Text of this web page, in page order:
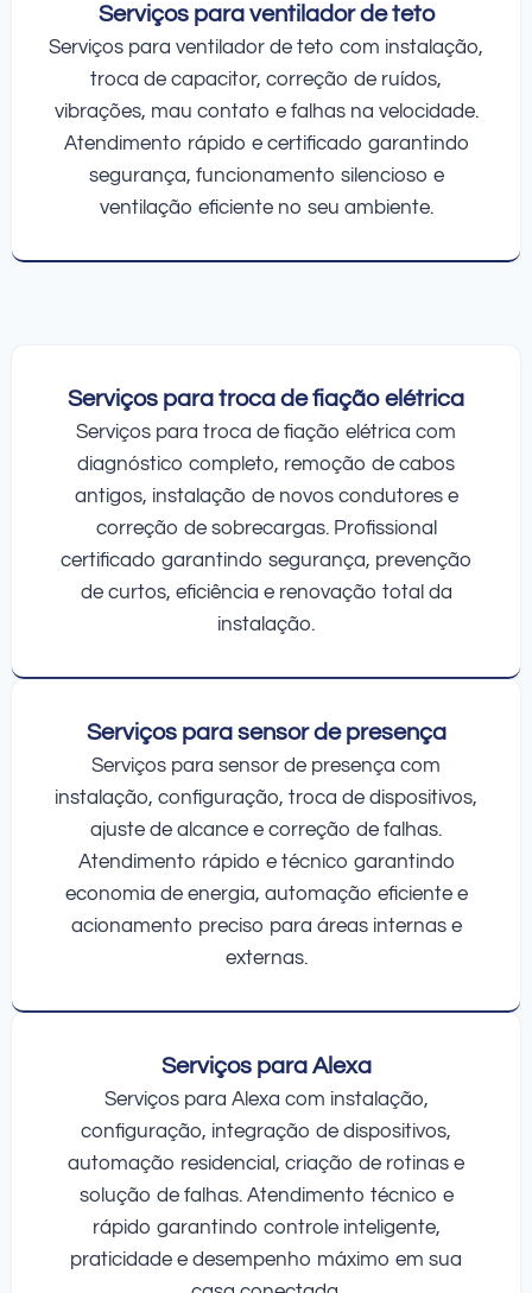
Serviços para ventilador de teto
Serviços para ventilador de teto com instalação,
troca de capacitor, correção de ruídos,
vibrações, mau contato e falhas na velocidade.
Atendimento rápido e certificado garantindo
segurança, funcionamento silencioso e
ventilação eficiente no seu ambiente.
Serviços para troca de fiação elétrica
Serviços para troca de fiação elétrica com
diagnóstico completo, remoção de cabos
antigos, instalação de novos condutores e
correção de sobrecargas. Profissional
certificado garantindo segurança, prevenção
de curtos, eficiência e renovação total da
instalação.
Serviços para sensor de presença
Serviços para sensor de presença com
instalação, configuração, troca de dispositivos,
ajuste de alcance e correção de falhas.
Atendimento rápido e técnico garantindo
economia de energia, automação eficiente e
acionamento preciso para áreas internas e
externas.
Serviços para Alexa
Serviços para Alexa com instalação,
configuração, integração de dispositivos,
automação residencial, criação de rotinas e
solução de falhas. Atendimento técnico e
rápido garantindo controle inteligente,
praticidade e desempenho máximo em sua